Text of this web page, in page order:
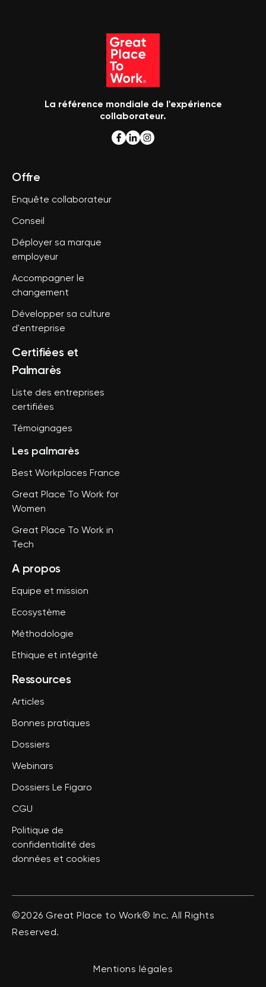
La référence mondiale de l'expérience
collaborateur.
Offre
Enquête collaborateur
Conseil
Déployer sa marque
employeur
Accompagner le
changement
Développer sa culture
d'entreprise
Certifiées et
Palmarès
Liste des entreprises
certifiées
Témoignages
Les palmarès
Best Workplaces France
Great Place To Work for
Women
Great Place To Work in
Tech
A propos
Equipe et mission
Ecosystème
Méthodologie
Ethique et intégrité
Ressources
Articles
Bonnes pratiques
Dossiers
Webinars
Dossiers Le Figaro
CGU
Politique de
confidentialité des
données et cookies
©2026 Great Place to Work® Inc. All Rights
Reserved.
Mentions légales